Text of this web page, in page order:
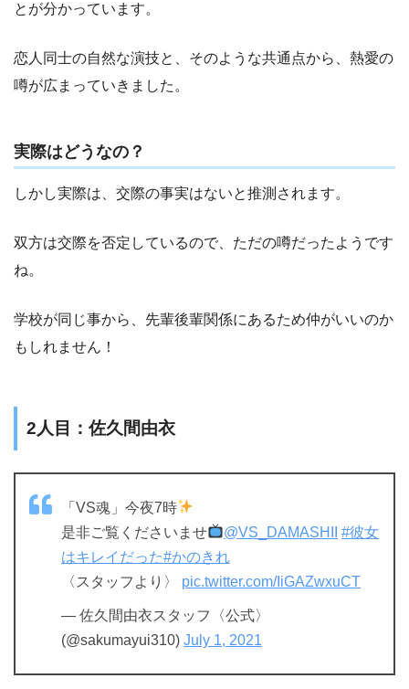
とが分かっています。
恋人同士の自然な演技と、そのような共通点から、熱愛の
噂が広まっていきました。
実際はどうなの？
しかし実際は、交際の事実はないと推測されます。
双方は交際を否定しているので、ただの噂だったようです
ね。
学校が同じ事から、先輩後輩関係にあるため仲がいいのか
もしれません！
2人目：佐久間由衣
「VS魂」今夜7時
是非ご覧くださいませ
@VS_DAMASHII
#彼女
はキレイだった#かのきれ
〈スタッフより〉 pic.twitter.com/IiGAZwxuCT
— 佐久間由衣スタッフ〈公式〉
(@sakumayui310) July 1, 2021